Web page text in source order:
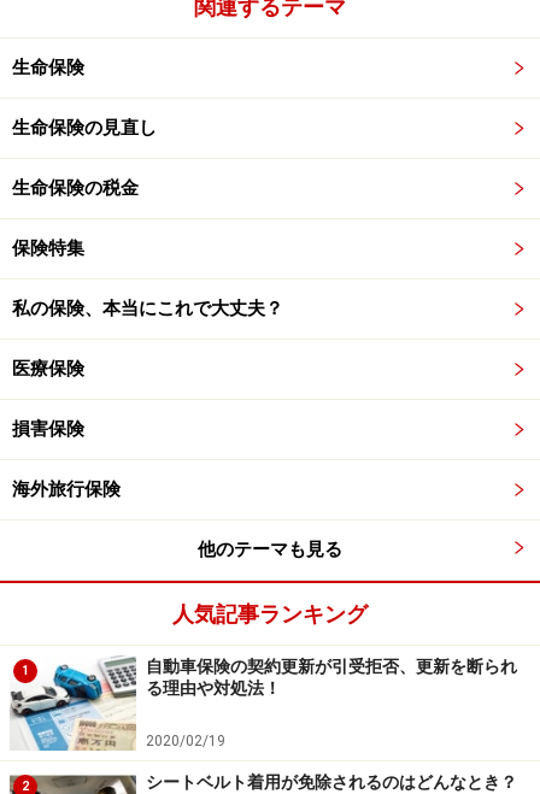
関連するテーマ
生命保険
生命保険の見直し
生命保険の税金
保険特集
私の保険、本当にこれで大丈夫？
医療保険
損害保険
海外旅行保険
他のテーマも見る
人気記事ランキング
1
自動車保険の契約更新が引受拒否、更新を断られ
る理由や対処法！
2020/02/19
2 シートベルト着用が免除されるのはどんなとき？